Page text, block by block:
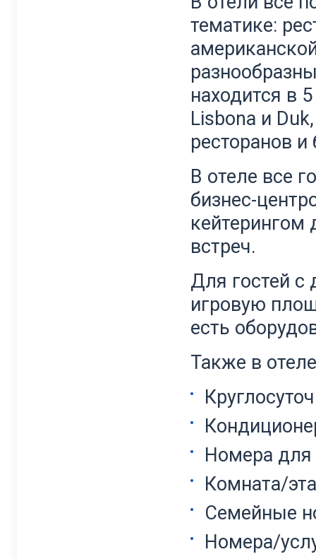
тематике:
находится в
Lisbona и
ресторанов и
В отеле все
бизнес-
кейтерингом
встреч.
Для гостей с
игровую
есть
Также в
Номера
Комната/
Семейные
Номера/